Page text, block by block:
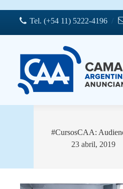
al
contenidoTel. (+54 11) 5222-4196/
#CursosCAA:
23 abril, 2019